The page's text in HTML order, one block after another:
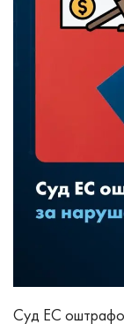
Суд ЕС